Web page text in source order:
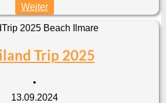
Weiter
Trip 2025
•
13.09.2024